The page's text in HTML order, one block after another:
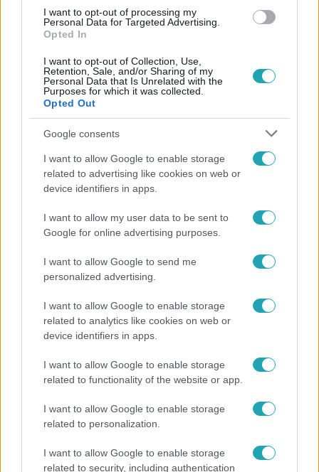
I want to opt-out of processing my
Personal Data for Targeted Advertising.
Opted In
I want to opt-out of Collection, Use,
Retention, Sale, and/or Sharing of my
Personal Data that Is Unrelated with the
Purposes for which it was collected.
Opted Out
Google consents
I want to allow Google to enable storage
related to advertising like cookies on web or
device identifiers in apps.
I want to allow my user data to be sent to
Google for online advertising purposes.
I want to allow Google to send me
personalized advertising.
I want to allow Google to enable storage
related to analytics like cookies on web or
device identifiers in apps.
I want to allow Google to enable storage
related to functionality of the website or app.
I want to allow Google to enable storage
related to personalization.
I want to allow Google to enable storage
related to security, including authentication
Életmód
Ez a nyári lábbeli észrevétlenül nyírja ki a bokádat
és a gerincedet
Öt gyereket neveltek fel közösen – szinte sosem